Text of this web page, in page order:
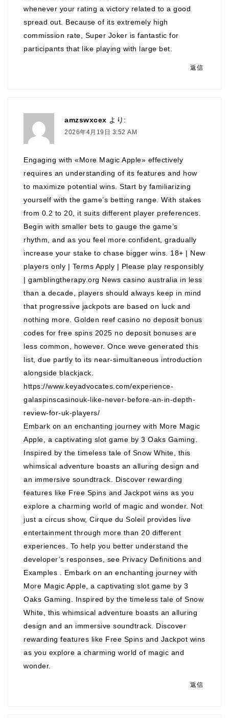
whenever your rating a victory related to a good
spread out. Because of its extremely high
commission rate, Super Joker is fantastic for
participants that like playing with large bet.
返信
amzswxcex より:
2026年4月19日 3:52 AM
Engaging with «More Magic Apple» effectively
requires an understanding of its features and how
to maximize potential wins. Start by familiarizing
yourself with the game’s betting range. With stakes
from 0.2 to 20, it suits different player preferences.
Begin with smaller bets to gauge the game’s
rhythm, and as you feel more confident, gradually
increase your stake to chase bigger wins. 18+ | New
players only | Terms Apply | Please play responsibly
| gamblingtherapy.org News casino australia in less
than a decade, players should always keep in mind
that progressive jackpots are based on luck and
nothing more. Golden reef casino no deposit bonus
codes for free spins 2025 no deposit bonuses are
less common, however. Once weve generated this
list, due partly to its near-simultaneous introduction
alongside blackjack.
https://www.keyadvocates.com/experience-
galaspinscasinouk-like-never-before-an-in-depth-
review-for-uk-players/
Embark on an enchanting journey with More Magic
Apple, a captivating slot game by 3 Oaks Gaming.
Inspired by the timeless tale of Snow White, this
whimsical adventure boasts an alluring design and
an immersive soundtrack. Discover rewarding
features like Free Spins and Jackpot wins as you
explore a charming world of magic and wonder. Not
just a circus show, Cirque du Soleil provides live
entertainment through more than 20 different
experiences. To help you better understand the
developer’s responses, see Privacy Definitions and
Examples . Embark on an enchanting journey with
More Magic Apple, a captivating slot game by 3
Oaks Gaming. Inspired by the timeless tale of Snow
White, this whimsical adventure boasts an alluring
design and an immersive soundtrack. Discover
rewarding features like Free Spins and Jackpot wins
as you explore a charming world of magic and
wonder.
返信